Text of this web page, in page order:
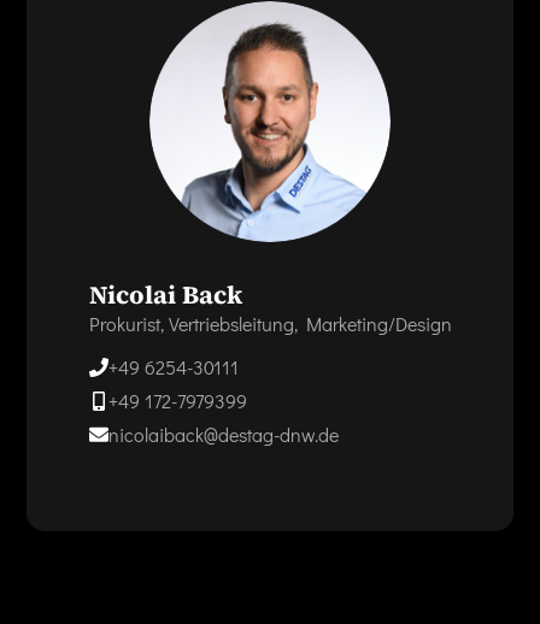
Nicolai Back
Prokurist, Vertriebsleitung, Marketing/Design
+49 6254-30111
+49 172-7979399
nicolaiback@destag-dnw.de